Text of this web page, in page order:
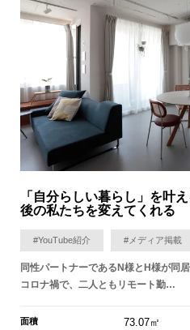
「自分らしい暮らし」を叶
後の私たちを変えてくれる
#YouTube紹介 #メディア掲載
同性パートナーであるN様とH様が同
コロナ禍で、二人ともリモート勤…
面積 73.07㎡